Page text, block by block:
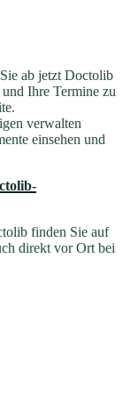
ab jetzt Doctolib
Ihre Termine zu
verwalten
einsehen und
finden Sie auf
direkt vor Ort bei